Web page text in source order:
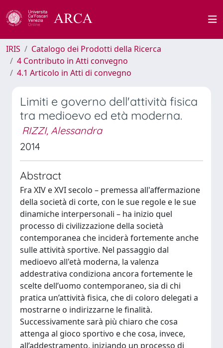
IRIS
Catalogo dei Prodotti della Ricerca
4 Contributo in Atti convegno
4.1 Articolo in Atti di convegno
Limiti e governo dell'attività fisica
tra medioevo ed età moderna.
RIZZI, Alessandra
2014
Abstract
Fra XIV e XVI secolo – premessa all'affermazione
della società di corte, con le sue regole e le sue
dinamiche interpersonali – ha inizio quel
processo di civilizzazione della società
contemporanea che inciderà fortemente anche
sulle attività sportive. Nel passaggio dal
medioevo all'età moderna, la valenza
addestrativa condiziona ancora fortemente le
scelte dell’uomo contemporaneo, sia di chi
pratica un’attività fisica, che di coloro delegati a
mostrarne o indirizzarne le finalità.
Successivamente sarà più chiaro che cosa
attenga al gioco sportivo e che cosa, invece,
all’addestramento, iniziando un processo di